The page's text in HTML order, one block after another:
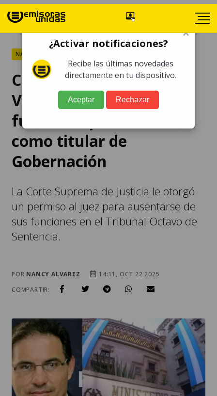
NACIONALES
CSJ autoriza a Marco
Villeda retirarse de
funciones para asumir
como titular de
Gobernación
La Corte Suprema de Justicia le otorgó
un permiso al juez para ausentarse de
sus funciones en el Tribunal Octavo de
Sentencia.
POR NANCY ALVAREZ
14:11, OCT 22 2025
COMPARTIR:
×
¿Activar notificaciones?
Recibe las últimas novedades
directamente en tu dispositivo.
Aceptar Rechazar